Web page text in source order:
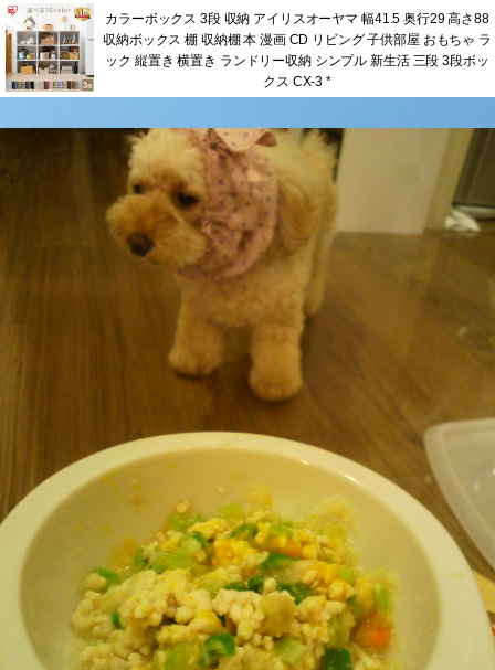
カラーボックス 3段 収納 アイリスオーヤマ 幅41.5 奥行29 高さ88
収納ボックス 棚 収納棚 本 漫画 CD リビング 子供部屋 おもちゃ ラ
ック 縦置き 横置き ランドリー収納 シンプル 新生活 三段 3段ボッ
クス CX-3 *